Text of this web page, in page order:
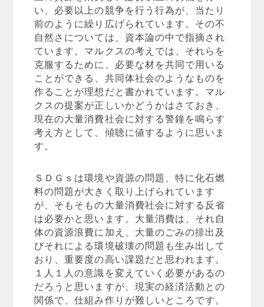
い、必要以上の競争を行う行為が、当たり
前のように繰り広げられています。その不
自然さについては、資本論の中で指摘され
ています。マルクスの考えでは、それらを
克服するために、必要な材を共同で用いる
ことができる、共同体社会のようなものを
作ることが理想だと書かれています。マル
クスの提案が正しいかどうかはさておき、
現在の大量消費社会に対する警鐘を鳴らす
考え方として、傾聴に値するように思いま
す。
ＳＤＧｓは環境や資源の問題、特に化石燃
料の問題が大きく取り上げられています
が、そもそもの大量消費社会に対する反省
は必要かと思います。大量消費は、それ自
体の資源浪費に加え、大量のごみの排出及
びそれによる環境破壊の問題も生み出して
おり、重要度の高い課題だと思われます。
１人１人の意識を変えていく必要があるの
だろうと思いますが、現実の経済活動との
関係で、仕組み作りが難しいところです。